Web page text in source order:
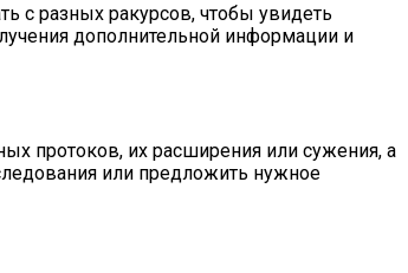
с разных ракурсов, чтобы увидеть
дополнительной информации и
протоков, их расширения или сужения, а
или предложить нужное